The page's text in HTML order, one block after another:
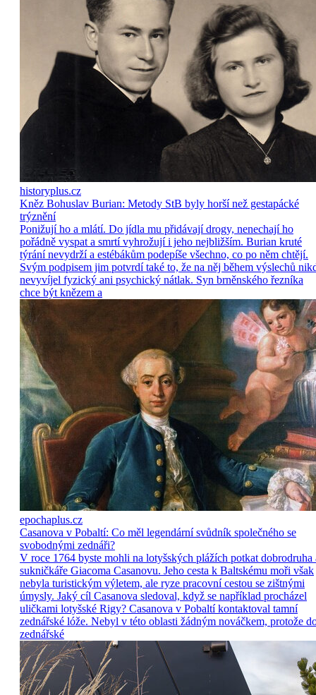
historyplus.cz
Kněz Bohuslav Burian: Metody StB byly horší než gestapácké
trýznění
Ponižují ho a mlátí. Do jídla mu přidávají drogy, nenechají ho
pořádně vyspat a smrtí vyhrožují i jeho nejbližším. Burian kruté
týrání nevydrží a estébákům podepíše všechno, co po něm chtějí.
Svým podpisem jim potvrdí také to, že na něj během výslechů
nevyvíjel fyzický ani psychický nátlak. Syn brněnského řezníka
chce být knězem a
epochaplus.cz
Casanova v Pobaltí: Co měl legendární svůdník společného se
svobodnými zednáři?
V roce 1764 byste mohli na lotyšských plážích potkat dobrodruha
sukničkáře Giacoma Casanovu. Jeho cesta k Baltskému moři však
nebyla turistickým výletem, ale ryze pracovní cestou se zištnými
úmysly. Jaký cíl Casanova sledoval, když se například procházel
uličkami lotyšské Rigy? Casanova v Pobaltí kontaktoval tamní
zednářské lóže. Nebyl v této oblasti žádným nováčkem, protože
zednářské